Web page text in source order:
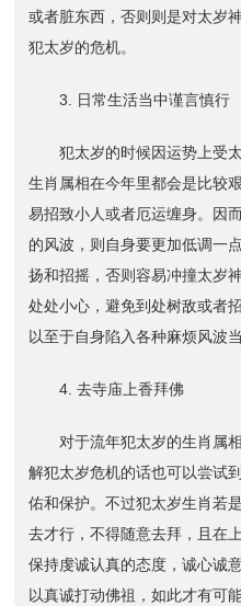
或者脏东西，否则则是对太岁
犯太岁的危机。
3. 日常生活当中谨言慎行
犯太岁的时候因运势上受太
生肖属相在今年里都会是比较
易招致小人或者厄运缠身。因
的风波，则自身要更加低调一
扬和招摇，否则容易冲撞太岁
处处小心，避免到处树敌或者
以至于自身陷入各种麻烦风波当
4. 去寺庙上香拜佛
对于流年犯太岁的生肖属相
解犯太岁危机的话也可以尝试
佑和保护。不过犯太岁生肖若
去才行，不得随意去拜，且在
保持虔诚认真的态度，诚心诚
以真诚打动佛祖，如此才有可